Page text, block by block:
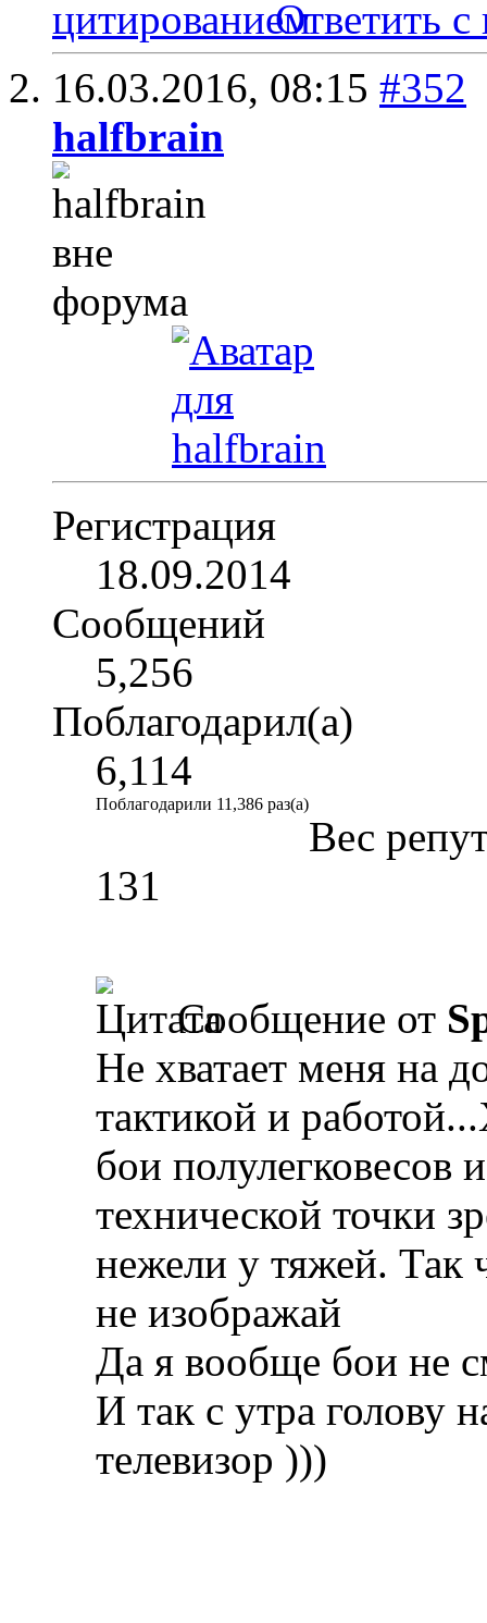
Ответить с
16.03.2016, 08:15 #352
halfbrain
Регистрация
18.09.2014
Сообщений
5,256
Поблагодарил(а)
6,114
Поблагодарили 11,386 раз(а)
Вес
131
Сообщение от
Не хватает меня на
тактикой и
бои полулегковесов
технической точки
нежели у тяжей. Так
не изображай
Да я вообще бои не
И так с утра голову
телевизор )))